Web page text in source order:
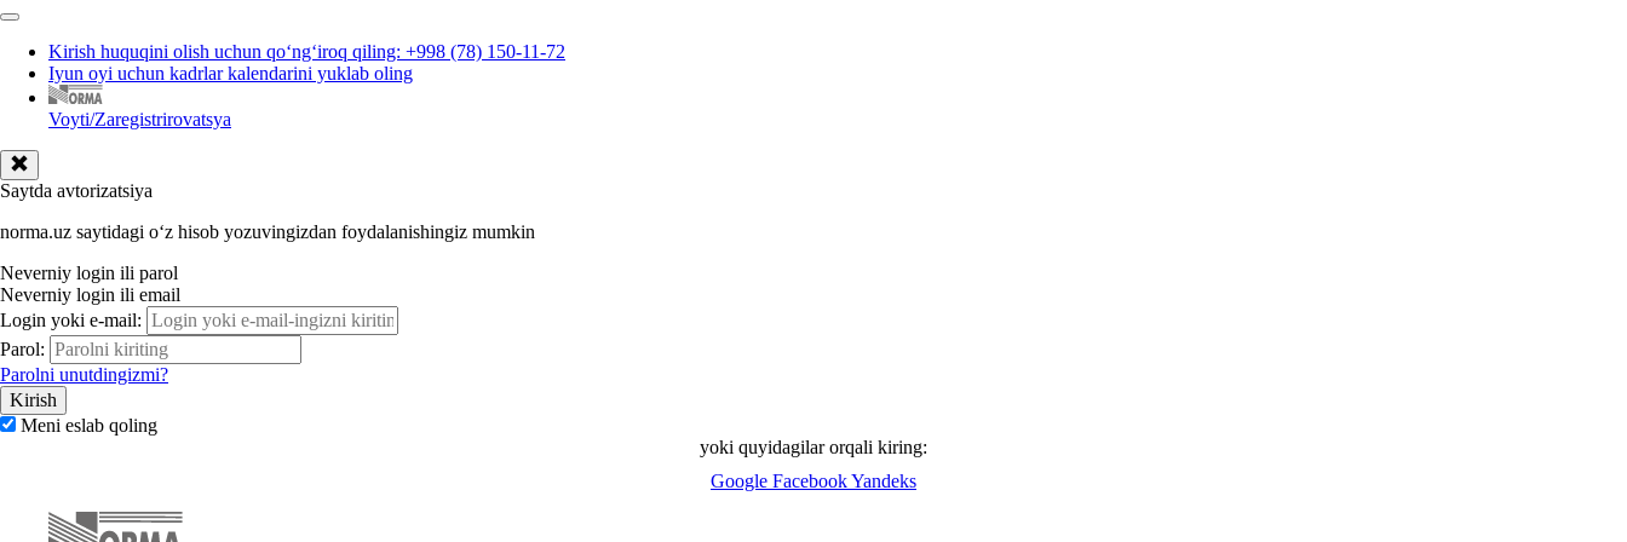
Kirish huquqini olish uchun qoʻngʻiroq qiling: +998 (78) 150-11-72
Iyun oyi uchun kadrlar kalendarini yuklab oling
Voyti/Zaregistrirovatsya
Saytda avtorizatsiya
norma.uz saytidagi oʻz hisob yozuvingizdan foydalanishingiz mumkin
Neverniy login ili parol
Neverniy login ili email
Login yoki e-mail:
Parol:
Parolni unutdingizmi?
Meni eslab qoling
yoki quyidagilar orqali kiring:
Google FacebookYandeks